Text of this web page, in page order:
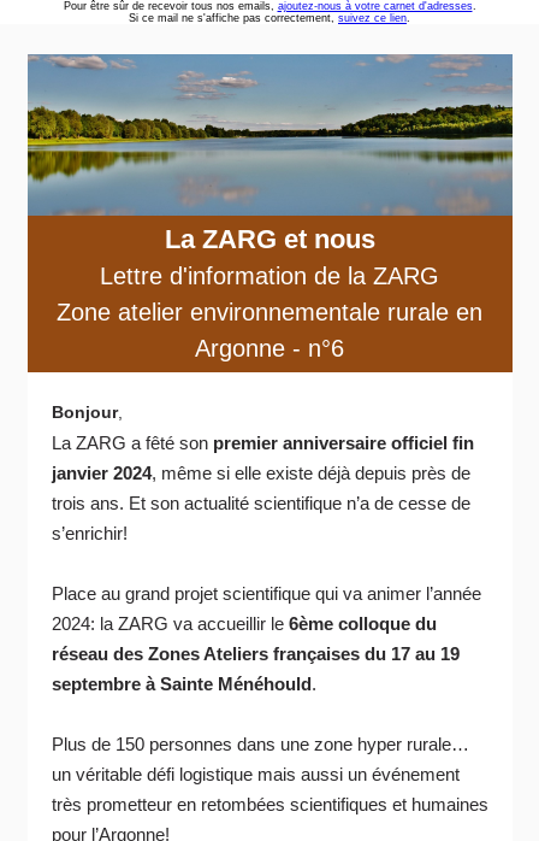
Pour être sûr de recevoir tous nos emails, ajoutez-nous à votre carnet d'adresses.
Si ce mail ne s'affiche pas correctement, suivez ce lien.
La ZARG et nous
Lettre d'information de la ZARG
Zone atelier environnementale rurale en
Argonne - n°6
Bonjour,
La ZARG a fêté son premier anniversaire officiel fin
janvier 2024, même si elle existe déjà depuis près de
trois ans. Et son actualité scientifique n’a de cesse de
s’enrichir!
Place au grand projet scientifique qui va animer l’année
2024: la ZARG va accueillir le 6ème colloque du
réseau des Zones Ateliers françaises du 17 au 19
septembre à Sainte Ménéhould.
Plus de 150 personnes dans une zone hyper rurale…
un véritable défi logistique mais aussi un événement
très prometteur en retombées scientifiques et humaines
pour l’Argonne!